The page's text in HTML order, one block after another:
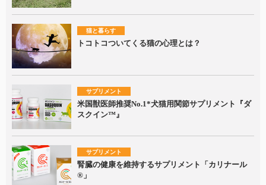
猫と暮らす
トコトコついてくる猫の心理とは？
サプリメント
米国獣医師推奨No.1*犬猫用関節サプリメント『ダ
スクイン™』
サプリメント
腎臓の健康を維持するサプリメント「カリナール
®」